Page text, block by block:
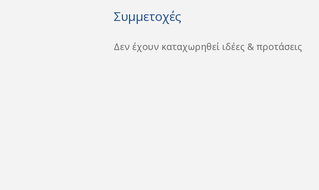
Συμμετοχές
Δεν έχουν καταχωρηθεί ιδέες & προτάσεις